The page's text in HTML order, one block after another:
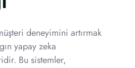
deneyimini artırmak
yapay zeka
Bu sistemler,